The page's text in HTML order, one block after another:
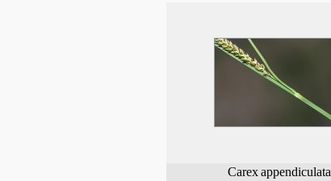
Carexappendiculata